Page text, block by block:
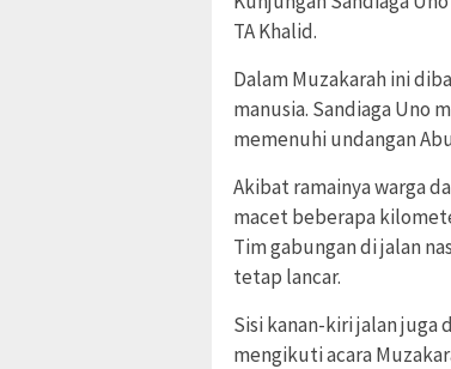
TA Khalid.
Dalam Muzakarah ini
manusia. Sandiaga Uno
memenuhi undangan Abu
Akibat ramainya warga
macet beberapa
Tim gabungan di jalan
tetap lancar.
Sisi kanan-kiri jalan juga
mengikuti acara